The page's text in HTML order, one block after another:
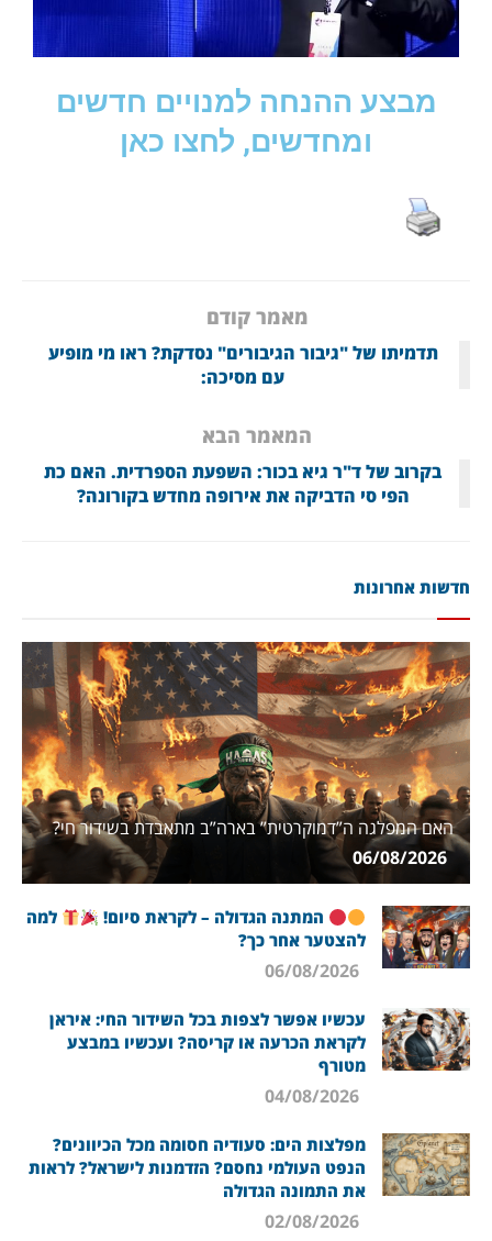
מבצע ההנחה למנויים חדשים
ומחדשים, לחצו כאן
מאמר קודם
תדמיתו של "גיבור הגיבורים" נסדקת? ראו מי מופיע
עם מסיכה:
המאמר הבא
בקרוב של ד"ר גיא בכור: השפעת הספרדית. האם כת
הפי סי הדביקה את אירופה מחדש בקורונה?
חדשות אחרונות
האם המפלגה ה”דמוקרטית” בארה”ב מתאבדת בשידור חי?
06/08/2026
המתנה הגדולה – לקראת סיום!
למה
להצטער אחר כך?
עכשיו אפשר לצפות בכל השידור החי: איראן
לקראת הכרעה או קריסה? ועכשיו במבצע
מטורף
מפלצות הים: סעודיה חסומה מכל הכיוונים?
הנפט העולמי נחסם? הזדמנות לישראל? לראות
את התמונה הגדולה